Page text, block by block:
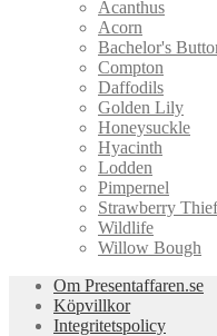
Acanthus
Acorn
Bachelor's
Compton
Daffodils
Golden Lily
Honeysuckle
Hyacinth
Lodden
Pimpernel
Strawberry Thief
Wildlife
Willow Bough
Om Presentaffaren.se
Köpvillkor
Integritetspolicy